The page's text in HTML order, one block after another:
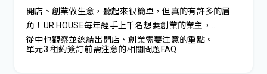
問題FAQ
開店、創業做生意，聽起來很簡單，但真的有許多的眉
角！UR HOUSE每年經手上千名想要創業的業主，
從中也觀察並總結出開店、創業需要注意的重點。
單元3.租約簽訂前需注意的相關問題FAQ